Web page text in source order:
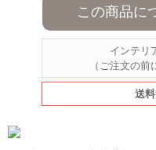
この商品に
インテリ
（ご注文の前
送